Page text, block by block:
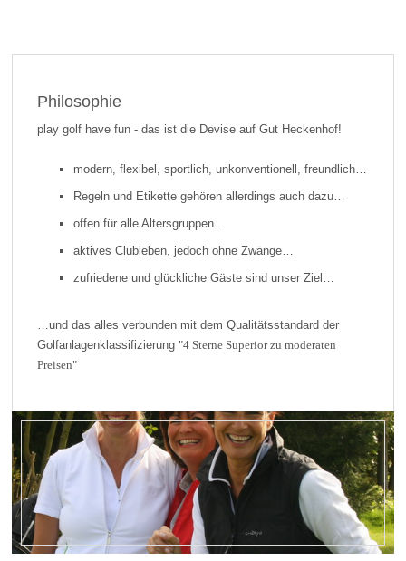
Philosophie
play golf have fun - das ist die Devise auf Gut Heckenhof!
modern, flexibel, sportlich, unkonventionell, freundlich…
Regeln und Etikette gehören allerdings auch dazu…
offen für alle Altersgruppen…
aktives Clubleben, jedoch ohne Zwänge…
zufriedene und glückliche Gäste sind unser Ziel…
…und das alles verbunden mit dem Qualitätsstandard der
Golfanlagenklassifizierung "4 Sterne Superior zu moderaten
Preisen"